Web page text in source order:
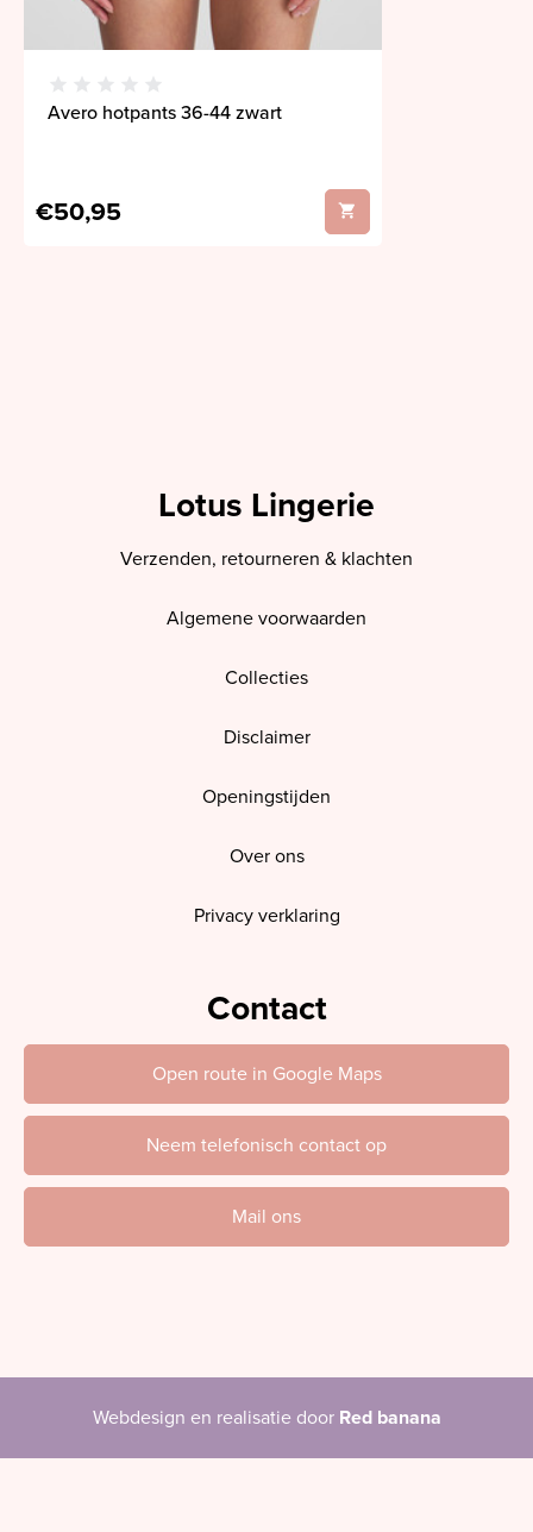
Avero hotpants 36-44 zwart
€50,95
Lotus Lingerie
Verzenden, retourneren & klachten
Algemene voorwaarden
Collecties
Disclaimer
Openingstijden
Over ons
Privacy verklaring
Contact
Open route in Google Maps
Neem telefonisch contact op
Mail ons
Webdesign en realisatie door Red banana